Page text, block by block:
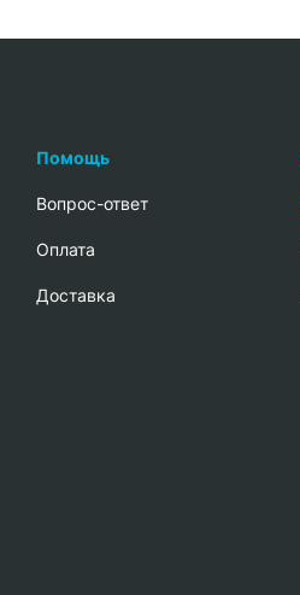
Помощь
Вопрос-ответ
Oплата
Доставка